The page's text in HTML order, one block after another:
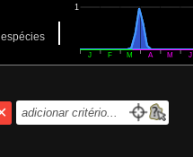
espécies
1
J F M A M J